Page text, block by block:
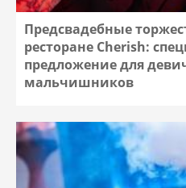
Предсвадебные
ресторане Cherish:
предложение для
мальчишников